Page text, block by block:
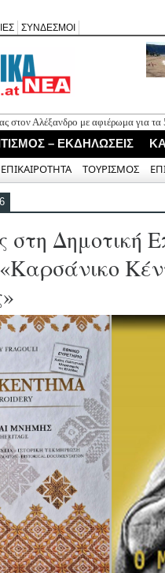
ΣΥΝΔΕΣΜΟΙ
στον Αλέξανδρο με αφιέρωμα για
Τι αλλάζει σε Λευκάδα και
τη λειτουργία και παρακολούθηση
Πολέμου εντοπίστηκε ανοιχτά
τον Καστό στο Μύτικα με μέριμνα
– ΕΚΔΗΛΩΣΕΙΣ
ΕΠΙΚΑΙΡΟΤΗΤΑ ΤΟΥΡΙΣΜΟΣ
στη Δημοτική